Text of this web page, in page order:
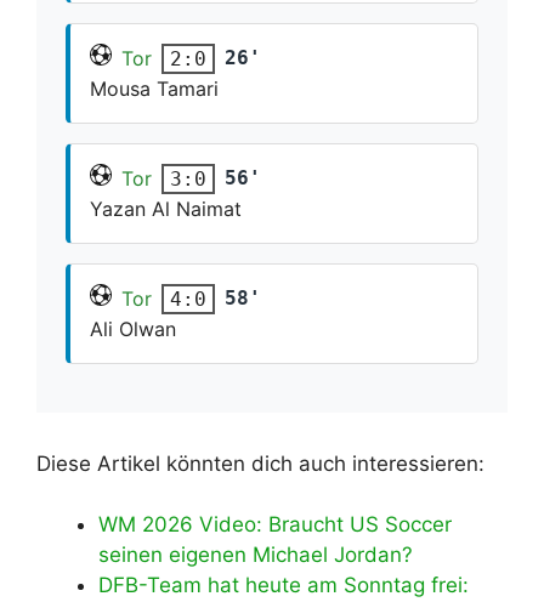
Tor 2:0 26'
Mousa Tamari
Tor 3:0 56'
Yazan Al Naimat
Tor 4:0 58'
Ali Olwan
Diese Artikel könnten dich auch interessieren:
WM 2026 Video: Braucht US Soccer
seinen eigenen Michael Jordan?
DFB-Team hat heute am Sonntag frei: